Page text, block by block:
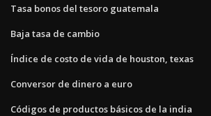
Tasa bonos del tesoro guatemala
Baja tasa de cambio
Índice de costo de vida de houston, texas
Conversor de dinero a euro
Códigos de productos básicos de la india